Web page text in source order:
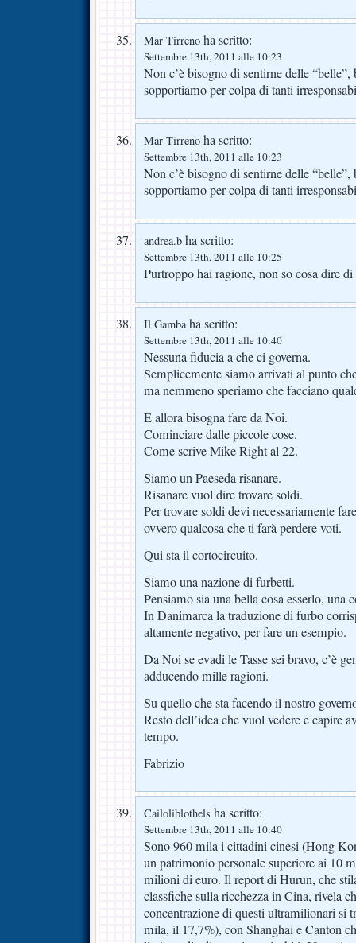
Mar Tirreno ha scritto:
Settembre 13th, 2011 alle 10:23
Non c’è bisogno di sentirne delle “belle”,
sopportiamo per colpa di tanti
Mar Tirreno ha scritto:
Settembre 13th, 2011 alle 10:23
Non c’è bisogno di sentirne delle “belle”,
sopportiamo per colpa di tanti
andrea.b ha scritto:
Settembre 13th, 2011 alle 10:25
Purtroppo hai ragione, non so cosa dire
Il Gambaha scritto:
Settembre 13th, 2011 alle 10:40
Nessuna fiducia a che ci governa.
Semplicemente siamo arrivati al punto
ma nemmeno speriamo che facciano
E allora bisogna fare da Noi.
Cominciare dalle piccole cose.
Come scrive Mike Right al 22.
Siamo un Paeseda risanare.
Risanare vuol dire trovare soldi.
Per trovare soldi devi necessariamente
ovvero qualcosa che ti farà perdere voti.
Qui sta il cortocircuito.
Siamo una nazione di furbetti.
Pensiamo sia una bella cosa esserlo, una
In Danimarca la traduzione di furbo
altamente negativo, per fare un esempio.
Da Noi se evadi le Tasse sei bravo, c’è
adducendo mille ragioni.
Su quello che sta facendo il nostro
Resto dell’idea che vuol vedere e capire
tempo.
Fabrizio
Cailoliblothels ha scritto:
Settembre 13th, 2011 alle 10:40
Sono 960 mila i cittadini cinesi (Hong
un patrimonio personale superiore ai 10
milioni di euro. Il report di Hurun, che
classfiche sulla ricchezza in Cina, rivela
concentrazione di questi ultramilionari si
mila, il 17,7%), con Shanghai e Canton